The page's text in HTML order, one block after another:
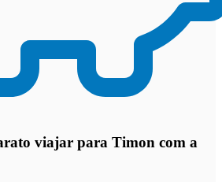
viajar para Timon com a